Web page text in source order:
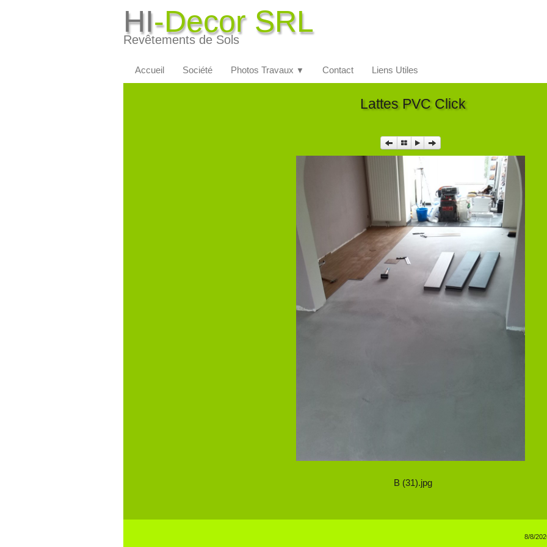
HI-Decor SRL
Revêtements de Sols
Accueil Société Photos Travaux ▼ Contact Liens Utiles
Lattes PVC Click
B (31).jpg
8/8/